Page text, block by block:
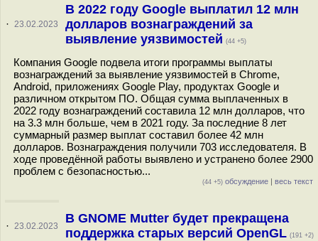
· 23.02.2023
В 2022 году Google выплатил 12 млн
долларов вознаграждений за
выявление уязвимостей (44 +5)
Компания Google подвела итоги программы выплаты
вознаграждений за выявление уязвимостей в Chrome,
Android, приложениях Google Play, продуктах Google и
различном открытом ПО. Общая сумма выплаченных в
2022 году вознаграждений составила 12 млн долларов, что
на 3.3 млн больше, чем в 2021 году. За последние 8 лет
суммарный размер выплат составил более 42 млн
долларов. Вознаграждения получили 703 исследователя. В
ходе проведённой работы выявлено и устранено более 2900
проблем с безопасностью...
(44 +5) обсуждение | весь текст
· 23.02.2023
В GNOME Mutter будет прекращена
поддержка старых версий OpenGL (191 +2)